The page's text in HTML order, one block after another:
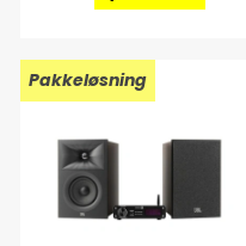
Pakkeløsning